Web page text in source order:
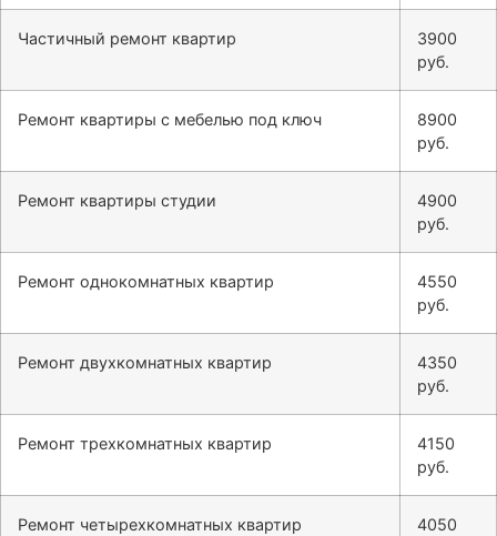
Частичный ремонт квартир
3900
руб.
Ремонт квартиры с мебелью под ключ
8900
руб.
Ремонт квартиры студии
4900
руб.
Ремонт однокомнатных квартир
4550
руб.
Ремонт двухкомнатных квартир
4350
руб.
Ремонт трехкомнатных квартир
4150
руб.
Ремонт четырехкомнатных квартир
4050